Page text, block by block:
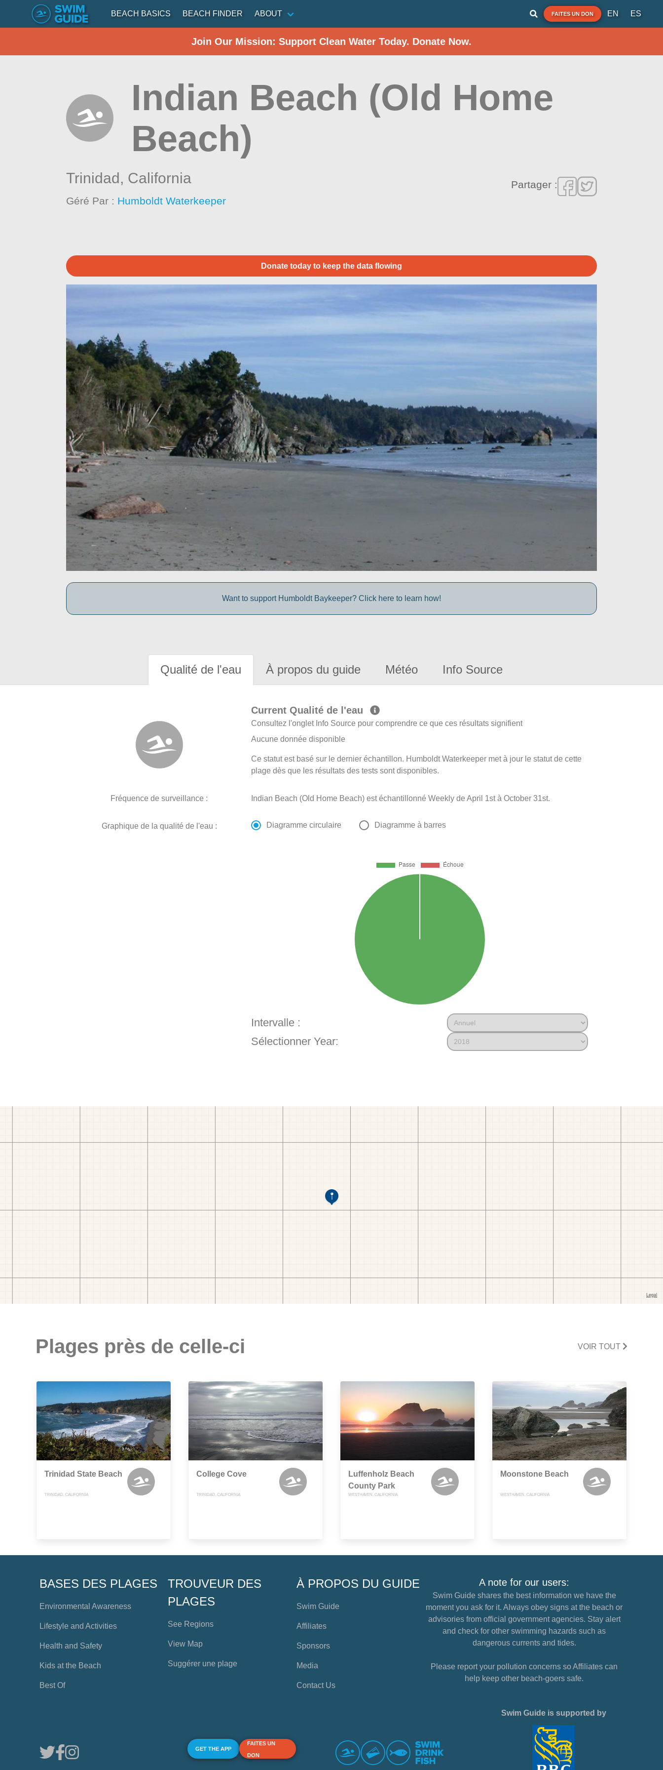
BEACH BASICS BEACH FINDER ABOUT FAITES UN DON EN ES
Join Our Mission: Support Clean Water Today. Donate Now.
Indian Beach (Old Home
Beach)
Trinidad, California
Géré Par : Humboldt Waterkeeper
Partager :
Donate today to keep the data flowing
Want to support Humboldt Baykeeper? Click here to learn how!
Qualité de l'eau À propos du guide Météo Info Source
Current Qualité de l'eau
Consultez l'onglet Info Source pour comprendre ce que ces résultats signifient
Aucune donnée disponible
Ce statut est basé sur le dernier échantillon. Humboldt Waterkeeper met à jour le statut de cette
plage dès que les résultats des tests sont disponibles.
Fréquence de surveillance : Indian Beach (Old Home Beach) est échantillonné Weekly de April 1st à October 31st.
Graphique de la qualité de l'eau : Diagramme circulaire Diagramme à barres
Intervalle :
Sélectionner Year:
Plages près de celle-ci VOIR TOUT
Trinidad State Beach
TRINIDAD, CALIFORNIA
College Cove
TRINIDAD, CALIFORNIA
Luffenholz Beach
County Park
WESTHAVEN, CALIFORNIA
Moonstone Beach
WESTHAVEN, CALIFORNIA
BASES DES PLAGES
Environmental Awareness
Lifestyle and Activities
Health and Safety
Kids at the Beach
Best Of
TROUVEUR DES
PLAGES
See Regions
View Map
Suggérer une plage
À PROPOS DU GUIDE
Swim Guide
Affiliates
Sponsors
Media
Contact Us
A note for our users:
Swim Guide shares the best information we have the
moment you ask for it. Always obey signs at the beach or
advisories from official government agencies. Stay alert
and check for other swimming hazards such as
dangerous currents and tides.
Please report your pollution concerns so Affiliates can
help keep other beach-goers safe.
GET THE APP
FAITES UN
DON
Swim Guide is supported by